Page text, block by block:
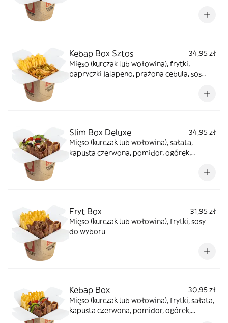
Kebap Box Sztos
34,95 zł
Mięso (kurczak lub wołowina), frytki,
papryczki jalapeno, prażona cebula, sos
Slim Box Deluxe
34,95 zł
Mięso (kurczak lub wołowina), sałata,
kapusta czerwona, pomidor, ogórek,
Fryt Box
31,95 zł
Mięso (kurczak lub wołowina), frytki, sosy
do wyboru
Kebap Box
30,95 zł
Mięso (kurczak lub wołowina), frytki, sałata,
kapusta czerwona, pomidor, ogórek,